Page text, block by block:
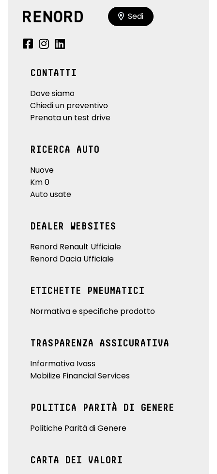
Sedi
CONTATTI
Dove siamo
Chiedi un preventivo
Prenota un test drive
RICERCA AUTO
Nuove
Km 0
Auto usate
DEALER WEBSITES
Renord Renault Ufficiale
Renord Dacia Ufficiale
ETICHETTE PNEUMATICI
Normativa e specifiche prodotto
TRASPARENZA ASSICURATIVA
Informativa Ivass
Mobilize Financial Services
POLITICA PARITÀ DI GENERE
Politiche Parità di Genere
CARTA DEI VALORI